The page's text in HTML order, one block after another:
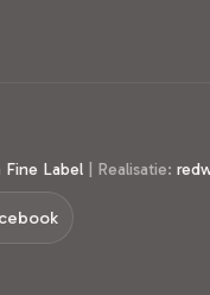
Fine Label | Realisatie: